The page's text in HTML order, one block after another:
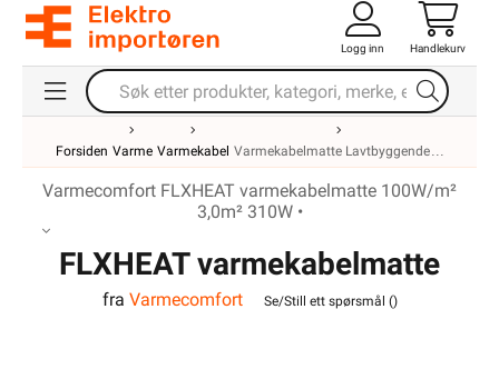
Logg inn Handlekurv
Forsiden Varme Varmekabel Varmekabelmatte Lavtbyggende
Varmecomfort FLXHEAT varmekabelmatte 100W/m²
3,0m² 310W •
FLXHEAT varmekabelmatte
100W/m² 3,0m² 310W
fra Varmecomfort Se/Still ett spørsmål ()